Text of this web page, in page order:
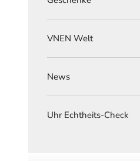
VNEN Welt
News
Uhr Echtheits-Check